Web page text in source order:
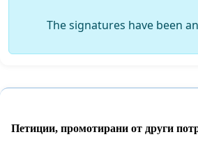
The signatures have been
Петиции, промотирани от други